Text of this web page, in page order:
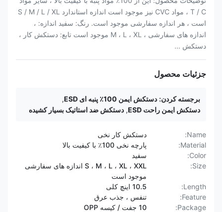
T / C ، مواد CVC نیز موجود است اندازه استاندارد S / M / L / XL
است ، هر اندازه سفارشی موجود است. رنگ: سفید اندازه: ،
اندازه های سفارشی ، M ، L ، XL موجود است تابع: دستکش کار ،
دستکش ...
جزئیات محصول
برجسته کردن: دستکش ایمن 100٪ پنبه ای ESD
,
دستکش ایمن راحت ESD
, دستکش ضد استاتیک بسیار کشیده
Name:
دستکش کار نخی
Material:
پارچه نخی 100٪ با کیفیت بالا
Color:
سفید
Size:
S ، M ، L ، XL ، XXL اندازه های سفارشی
موجود است
Length:
10.5 اینچ کلی
Feature:
تنفس ، جذب عرق
Package:
10 جفت / کیسه OPP